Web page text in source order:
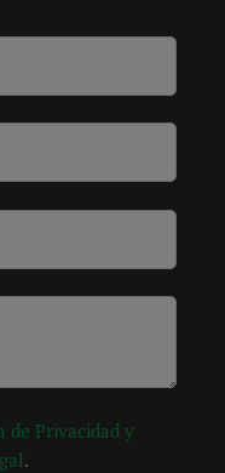
de Privacidad y
.